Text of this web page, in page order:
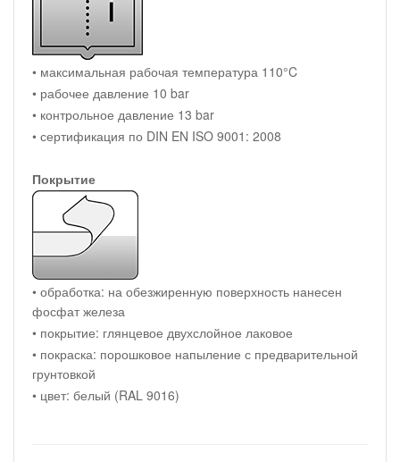
• максимальная рабочая температура 110°C
• рабочее давление 10 bar
• контрольное давление 13 bar
• сертификация по DIN EN ISO 9001: 2008
Покрытие
• обработка: на обезжиренную поверхность нанесен
фосфат железа
• покрытие: глянцевое двухслойное лаковое
• покраска: порошковое напыление с предварительной
грунтовкой
• цвет: белый (RAL 9016)